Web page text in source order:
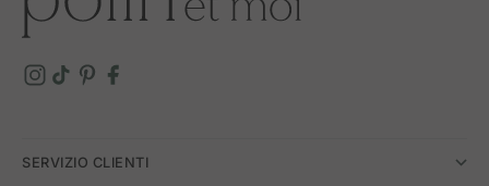
SERVIZIO CLIENTI